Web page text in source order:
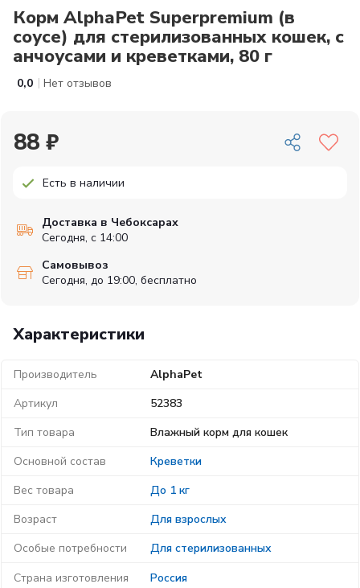
Корм AlphaPet Superpremium (в
соусе) для стерилизованных кошек, с
анчоусами и креветками, 80 г
0,0 | Нет отзывов
Характеристики
Производитель
AlphaPet
Артикул
52383
Тип товара
Влажный корм для кошек
Основной состав
Креветки
Вес товара
До 1 кг
Возраст
Для взрослых
Особые потребности
Для стерилизованных
Страна изготовления
Россия
88 ₽
Есть в наличии
Доставка в Чебоксарах
Сегодня, с 14:00
Самовывоз
Сегодня, до 19:00, бесплатно